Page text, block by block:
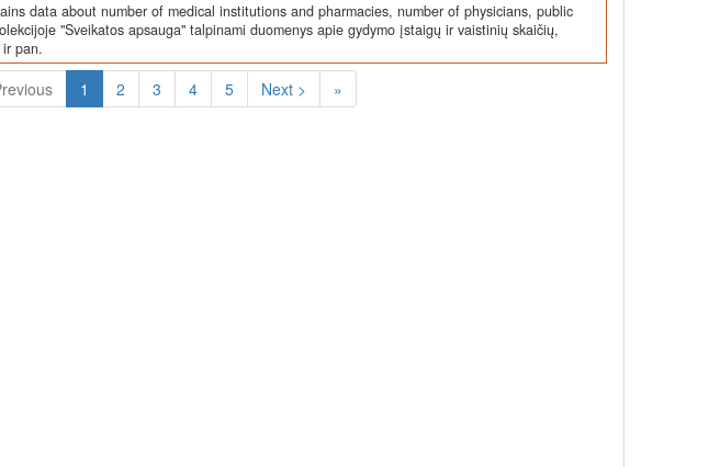
data about number of medical institutions and pharmacies, number of physicians, public
"Sveikatos apsauga" talpinami duomenys apie gydymo įstaigų ir vaistinių skaičių,
pan.
1 (Current)
2 3 4 5 Next > »